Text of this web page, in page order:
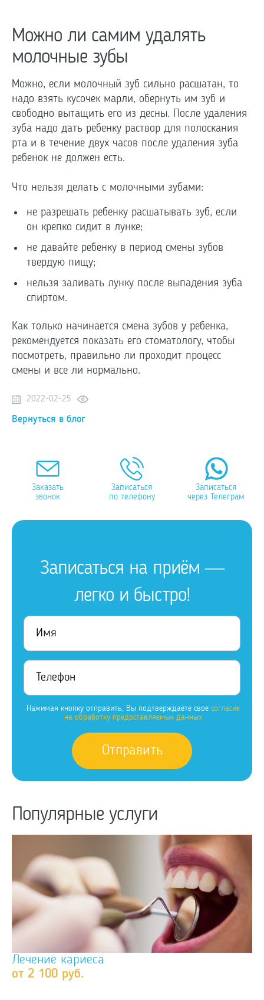
Можно ли самим удалять
молочные зубы
Можно, если молочный зуб сильно расшатан, то
надо взять кусочек марли, обернуть им зуб и
свободно вытащить его из десны. После удаления
зуба надо дать ребенку раствор для полоскания
рта и в течение двух часов после удаления зуба
ребенок не должен есть.
Что нельзя делать с молочными зубами:
не разрешать ребенку расшатывать зуб, если
он крепко сидит в лунке;
не давайте ребенку в период смены зубов
твердую пищу;
нельзя заливать лунку после выпадения зуба
спиртом.
Как только начинается смена зубов у ребенка,
рекомендуется показать его стоматологу, чтобы
посмотреть, правильно ли проходит процесс
смены и все ли нормально.
2022-02-25
Вернуться в блог
Заказать
звонок
Записаться
по телефону
Записаться
через Телеграм
Записаться на приём —
легко и быстро!
Нажимая кнопку отправить, Вы подтверждаете свое согласие
на обработку предоставляемых данных
Популярные услуги
Лечение кариеса
от 2 100 руб.